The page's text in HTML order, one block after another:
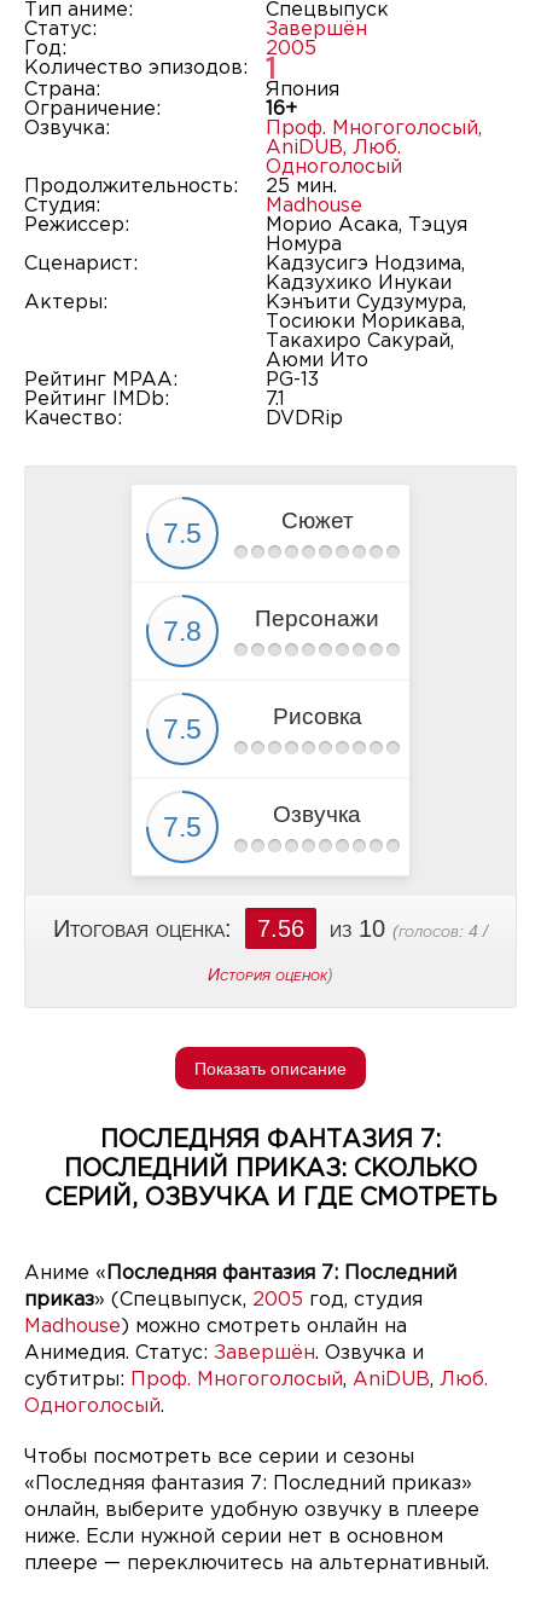
Тип аниме:
Спецвыпуск
Статус:
Завершён
Год:
2005
Количество эпизодов:
1
Страна:
Япония
Ограничение:
16+
Озвучка:
Проф. Многоголосый,
AniDUB, Люб.
Одноголосый
Продолжительность:
25 мин.
Студия:
Madhouse
Режиссер:
Морио Асака, Тэцуя
Номура
Сценарист:
Кадзусигэ Нодзима,
Кадзухико Инукаи
Актеры:
Кэнъити Судзумура,
Тосиюки Морикава,
Такахиро Сакурай,
Аюми Ито
Рейтинг MPAA:
PG-13
Рейтинг IMDb:
7.1
Качество:
DVDRip
Сюжет
Персонажи
Рисовка
Озвучка
Итоговая оценка: 7.56 из 10 (голосов: 4 /
История оценок)
Показать описание
ПОСЛЕДНЯЯ ФАНТАЗИЯ 7:
ПОСЛЕДНИЙ ПРИКАЗ: СКОЛЬКО
СЕРИЙ, ОЗВУЧКА И ГДЕ СМОТРЕТЬ
Аниме « Последняя фантазия 7: Последний
приказ» (Спецвыпуск, 2005 год, студия
Madhouse ) можно смотреть онлайн на
Анимедия. Статус: Завершён. Озвучка и
субтитры:
Проф. Многоголосый, AniDUB, Люб.
Одноголосый.
Чтобы посмотреть все серии и сезоны
«Последняя фантазия 7: Последний приказ»
онлайн, выберите удобную озвучку в плеере
ниже. Если нужной серии нет в основном
плеере — переключитесь на альтернативный.